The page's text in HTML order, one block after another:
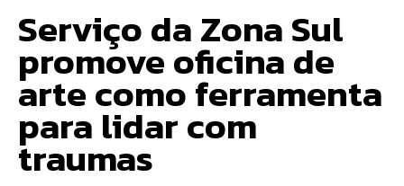
Serviço da Zona Sul
promove oficina de
arte como ferramenta
para lidar com
traumas